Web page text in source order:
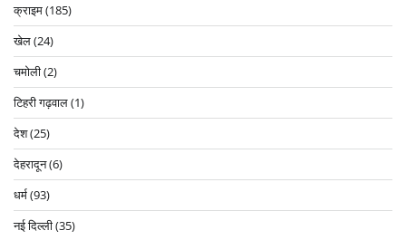
क्राइम(185)
खेल(24)
चमोली(2)
टिहरी गढ़वाल(1)
देश(25)
देहरादून(6)
धर्म(93)
नई दिल्ली(35)